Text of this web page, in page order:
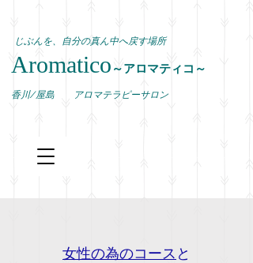
じぶんを、自分の真ん中へ戻す場所
Aromatico ～アロマティコ～
​香川/屋島 アロマテラピーサロン
女性の為のコース と